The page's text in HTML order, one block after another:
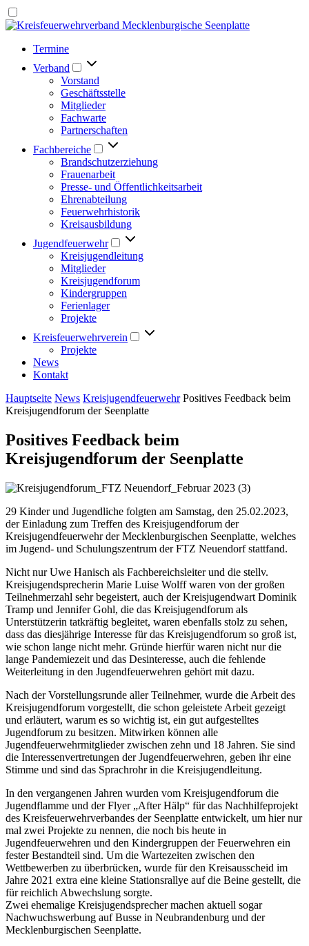
Termine
Verband
Vorstand
Geschäftsstelle
Mitglieder
Fachwarte
Partnerschaften
Fachbereiche
Brandschutzerziehung
Frauenarbeit
Presse- und Öffentlichkeitsarbeit
Ehrenabteilung
Feuerwehrhistorik
Kreisausbildung
Jugendfeuerwehr
Kreisjugendleitung
Mitglieder
Kreisjugendforum
Kindergruppen
Ferienlager
Projekte
Kreisfeuerwehrverein
Projekte
News
Kontakt
Hauptseite News Kreisjugendfeuerwehr Positives Feedback beim
Kreisjugendforum der Seenplatte
Positives Feedback beim
Kreisjugendforum der Seenplatte
29 Kinder und Jugendliche folgten am Samstag, den 25.02.2023,
der Einladung zum Treffen des Kreisjugendforum der
Kreisjugendfeuerwehr der Mecklenburgischen Seenplatte, welches
im Jugend- und Schulungszentrum der FTZ Neuendorf stattfand.
Nicht nur Uwe Hanisch als Fachbereichsleiter und die stellv.
Kreisjugendsprecherin Marie Luise Wolff waren von der großen
Teilnehmerzahl sehr begeistert, auch der Kreisjugendwart Dominik
Tramp und Jennifer Gohl, die das Kreisjugendforum als
Unterstützerin tatkräftig begleitet, waren ebenfalls stolz zu sehen,
dass das diesjährige Interesse für das Kreisjugendforum so groß ist,
wie schon lange nicht mehr. Gründe hierfür waren nicht nur die
lange Pandemiezeit und das Desinteresse, auch die fehlende
Weiterleitung in den Jugendfeuerwehren gehört mit dazu.
Nach der Vorstellungsrunde aller Teilnehmer, wurde die Arbeit des
Kreisjugendforum vorgestellt, die schon geleistete Arbeit gezeigt
und erläutert, warum es so wichtig ist, ein gut aufgestelltes
Jugendforum zu besitzen. Mitwirken können alle
Jugendfeuerwehrmitglieder zwischen zehn und 18 Jahren. Sie sind
die Interessenvertretungen der Jugendfeuerwehren, geben ihr eine
Stimme und sind das Sprachrohr in die Kreisjugendleitung.
In den vergangenen Jahren wurden vom Kreisjugendforum die
Jugendflamme und der Flyer „After Hälp“ für das Nachhilfeprojekt
des Kreisfeuerwehrverbandes der Seenplatte entwickelt, um hier nur
mal zwei Projekte zu nennen, die noch bis heute in
Jugendfeuerwehren und den Kindergruppen der Feuerwehren ein
fester Bestandteil sind. Um die Wartezeiten zwischen den
Wettbewerben zu überbrücken, wurde für den Kreisausscheid im
Jahre 2021 extra eine kleine Stationsrallye auf die Beine gestellt, die
für reichlich Abwechslung sorgte.
Zwei ehemalige Kreisjugendsprecher machen aktuell sogar
Nachwuchswerbung auf Busse in Neubrandenburg und der
Mecklenburgischen Seenplatte.